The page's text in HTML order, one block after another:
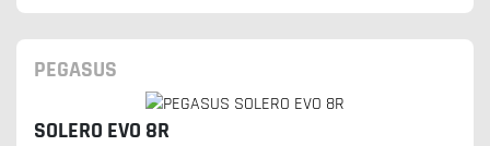
PEGASUS
SOLERO EVO 8R